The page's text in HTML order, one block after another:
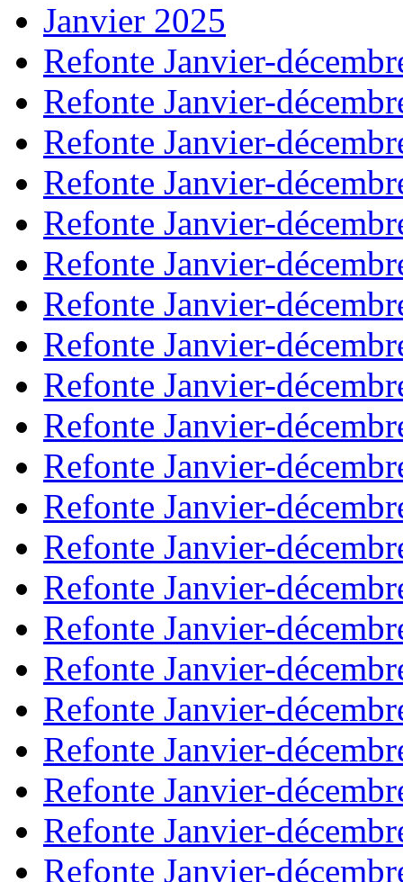
Janvier 2025
Refonte Janvier-
Refonte Janvier-
Refonte Janvier-
Refonte Janvier-
Refonte Janvier-
Refonte Janvier-
Refonte Janvier-
Refonte Janvier-
Refonte Janvier-
Refonte Janvier-
Refonte Janvier-
Refonte Janvier-
Refonte Janvier-
Refonte Janvier-
Refonte Janvier-
Refonte Janvier-
Refonte Janvier-
Refonte Janvier-
Refonte Janvier-
Refonte Janvier-
Refonte Janvier-